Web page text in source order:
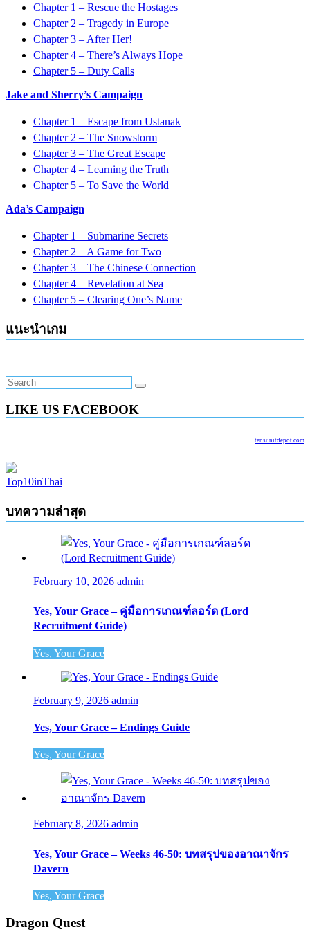
Chapter 1 – Rescue the Hostages
Chapter 2 – Tragedy in Europe
Chapter 3 – After Her!
Chapter 4 – There’s Always Hope
Chapter 5 – Duty Calls
Jake and Sherry’s Campaign
Chapter 1 – Escape from Ustanak
Chapter 2 – The Snowstorm
Chapter 3 – The Great Escape
Chapter 4 – Learning the Truth
Chapter 5 – To Save the World
Ada’s Campaign
Chapter 1 – Submarine Secrets
Chapter 2 – A Game for Two
Chapter 3 – The Chinese Connection
Chapter 4 – Revelation at Sea
Chapter 5 – Clearing One’s Name
แนะนำเกม
LIKE US FACEBOOK
tensunitdepot.com
Top10inThai
บทความล่าสุด
February 10, 2026 admin
Yes, Your Grace – คู่มือการเกณฑ์ลอร์ด (Lord
Recruitment Guide)
Yes, Your Grace
February 9, 2026 admin
Yes, Your Grace – Endings Guide
Yes, Your Grace
February 8, 2026 admin
Yes, Your Grace – Weeks 46-50: บทสรุปของอาณาจักร
Davern
Yes, Your Grace
Dragon Quest